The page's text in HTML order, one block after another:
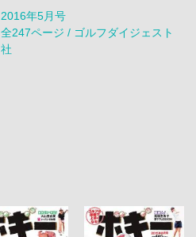
2016年5月号
全247ページ / ゴルフダイジェスト
社